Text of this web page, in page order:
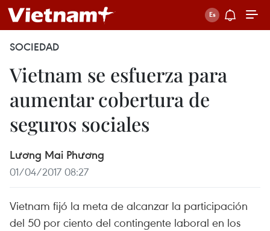
SOCIEDAD
Vietnam se esfuerza para
aumentar cobertura de
seguros sociales
Lương Mai Phương
01/04/2017 08:27
Vietnam fijó la meta de alcanzar la participación
del 50 por ciento del contingente laboral en los